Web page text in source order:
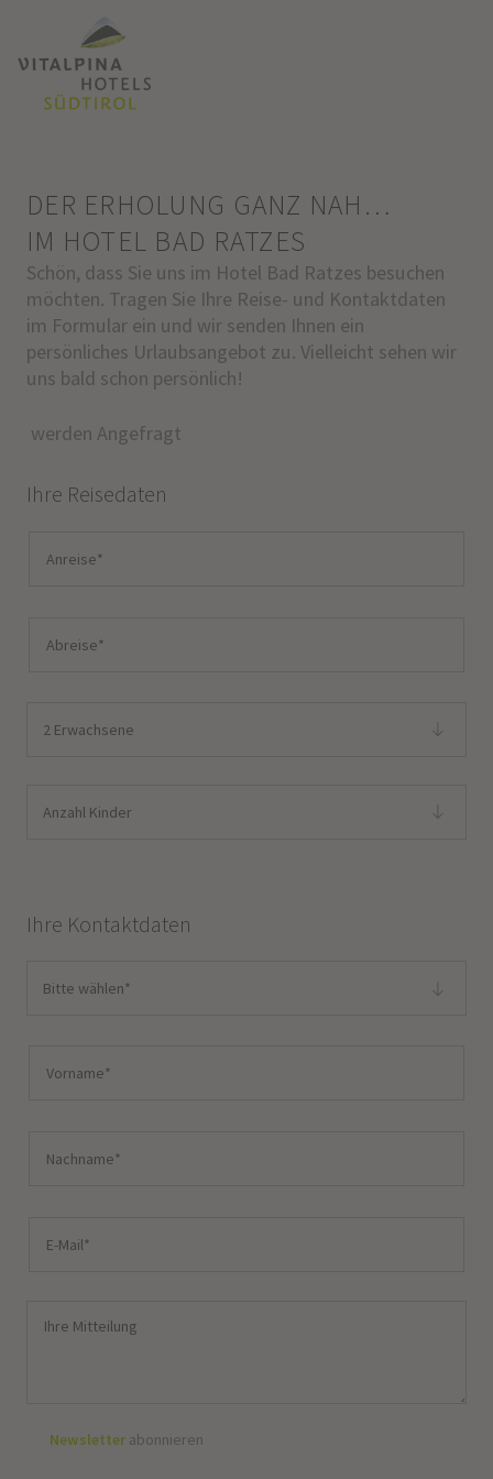
DER ERHOLUNG GANZ NAH…
IM HOTEL BAD RATZES
Schön, dass Sie uns im Hotel Bad Ratzes besuchen
möchten. Tragen Sie Ihre Reise- und Kontaktdaten
im Formular ein und wir senden Ihnen ein
persönliches Urlaubsangebot zu. Vielleicht sehen wir
uns bald schon persönlich!
werden Angefragt
Ihre Reisedaten
2 Erwachsene
Anzahl Kinder
Ihre Kontaktdaten
Bitte wählen*
Newsletterabonnieren